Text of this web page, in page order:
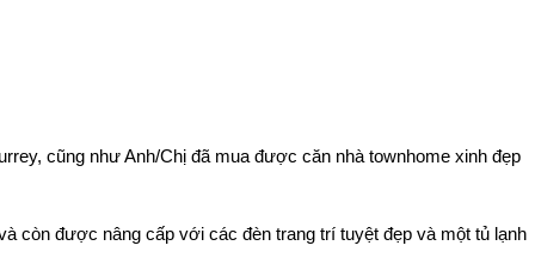
cũng như Anh/Chị đã mua được căn nhà townhome xinh đẹp
còn được nâng cấp với các đèn trang trí tuyệt đẹp và một tủ lạnh